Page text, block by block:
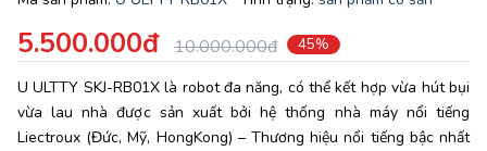
5.500.000đ 10.000.000đ 45%
U ULTTY SKJ-RB01X là robot đa năng, có thể kết hợp vừa hút bụi
vừa lau nhà được sản xuất bởi hệ thống nhà máy nổi tiếng
Liectroux (Đức, Mỹ, HongKong) – Thương hiệu nổi tiếng bậc nhất